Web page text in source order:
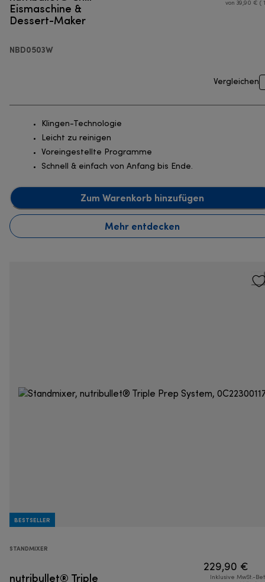
Eismaschine &
Dessert-Maker
NBD0503W
von 39,90 € (
Vergleichen
Klingen-Technologie
Leicht zu reinigen
Voreingestellte Programme
Schnell & einfach von Anfang bis Ende.
Zum Warenkorb hinzufügen
Mehr entdecken
BESTSELLER
STANDMIXER
nutribullet® Triple
229,90 €
Inklusive MwSt.-